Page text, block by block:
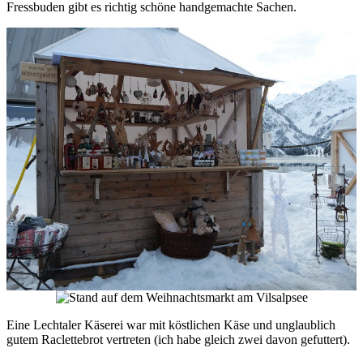
Fressbuden gibt es richtig schöne handgemachte Sachen.
Eine Lechtaler Käserei war mit köstlichen Käse und unglaublich
gutem Raclettebrot vertreten (ich habe gleich zwei davon gefuttert).